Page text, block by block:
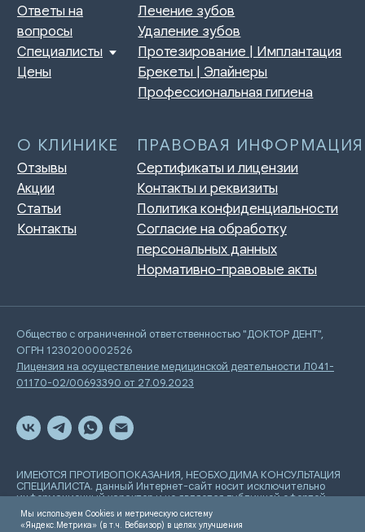
Контакты
Согласие на обработку
персональных данных
Нормативно-правовые акты
Общество с ограниченной ответственностью "ДОКТОР ДЕНТ",
ОГРН 1230200002526
Лицензия на осуществление медицинской деятельности Л041-
01170-02/00693390 от 27.09.2023
ИМЕЮТСЯ ПРОТИВОПОКАЗАНИЯ, НЕОБХОДИМА КОНСУЛЬТАЦИЯ
СПЕЦИАЛИСТА. данный Интернет-сайт носит исключительно
информационный характер и не является публичной офертой,
определяемой положениями Статьи 437 Гражданского
кодекса РФ
Мы используем Cookies и метрическую систему
«Яндекс.Метрика» (в т.ч. Вебвизор) в целях улучшения